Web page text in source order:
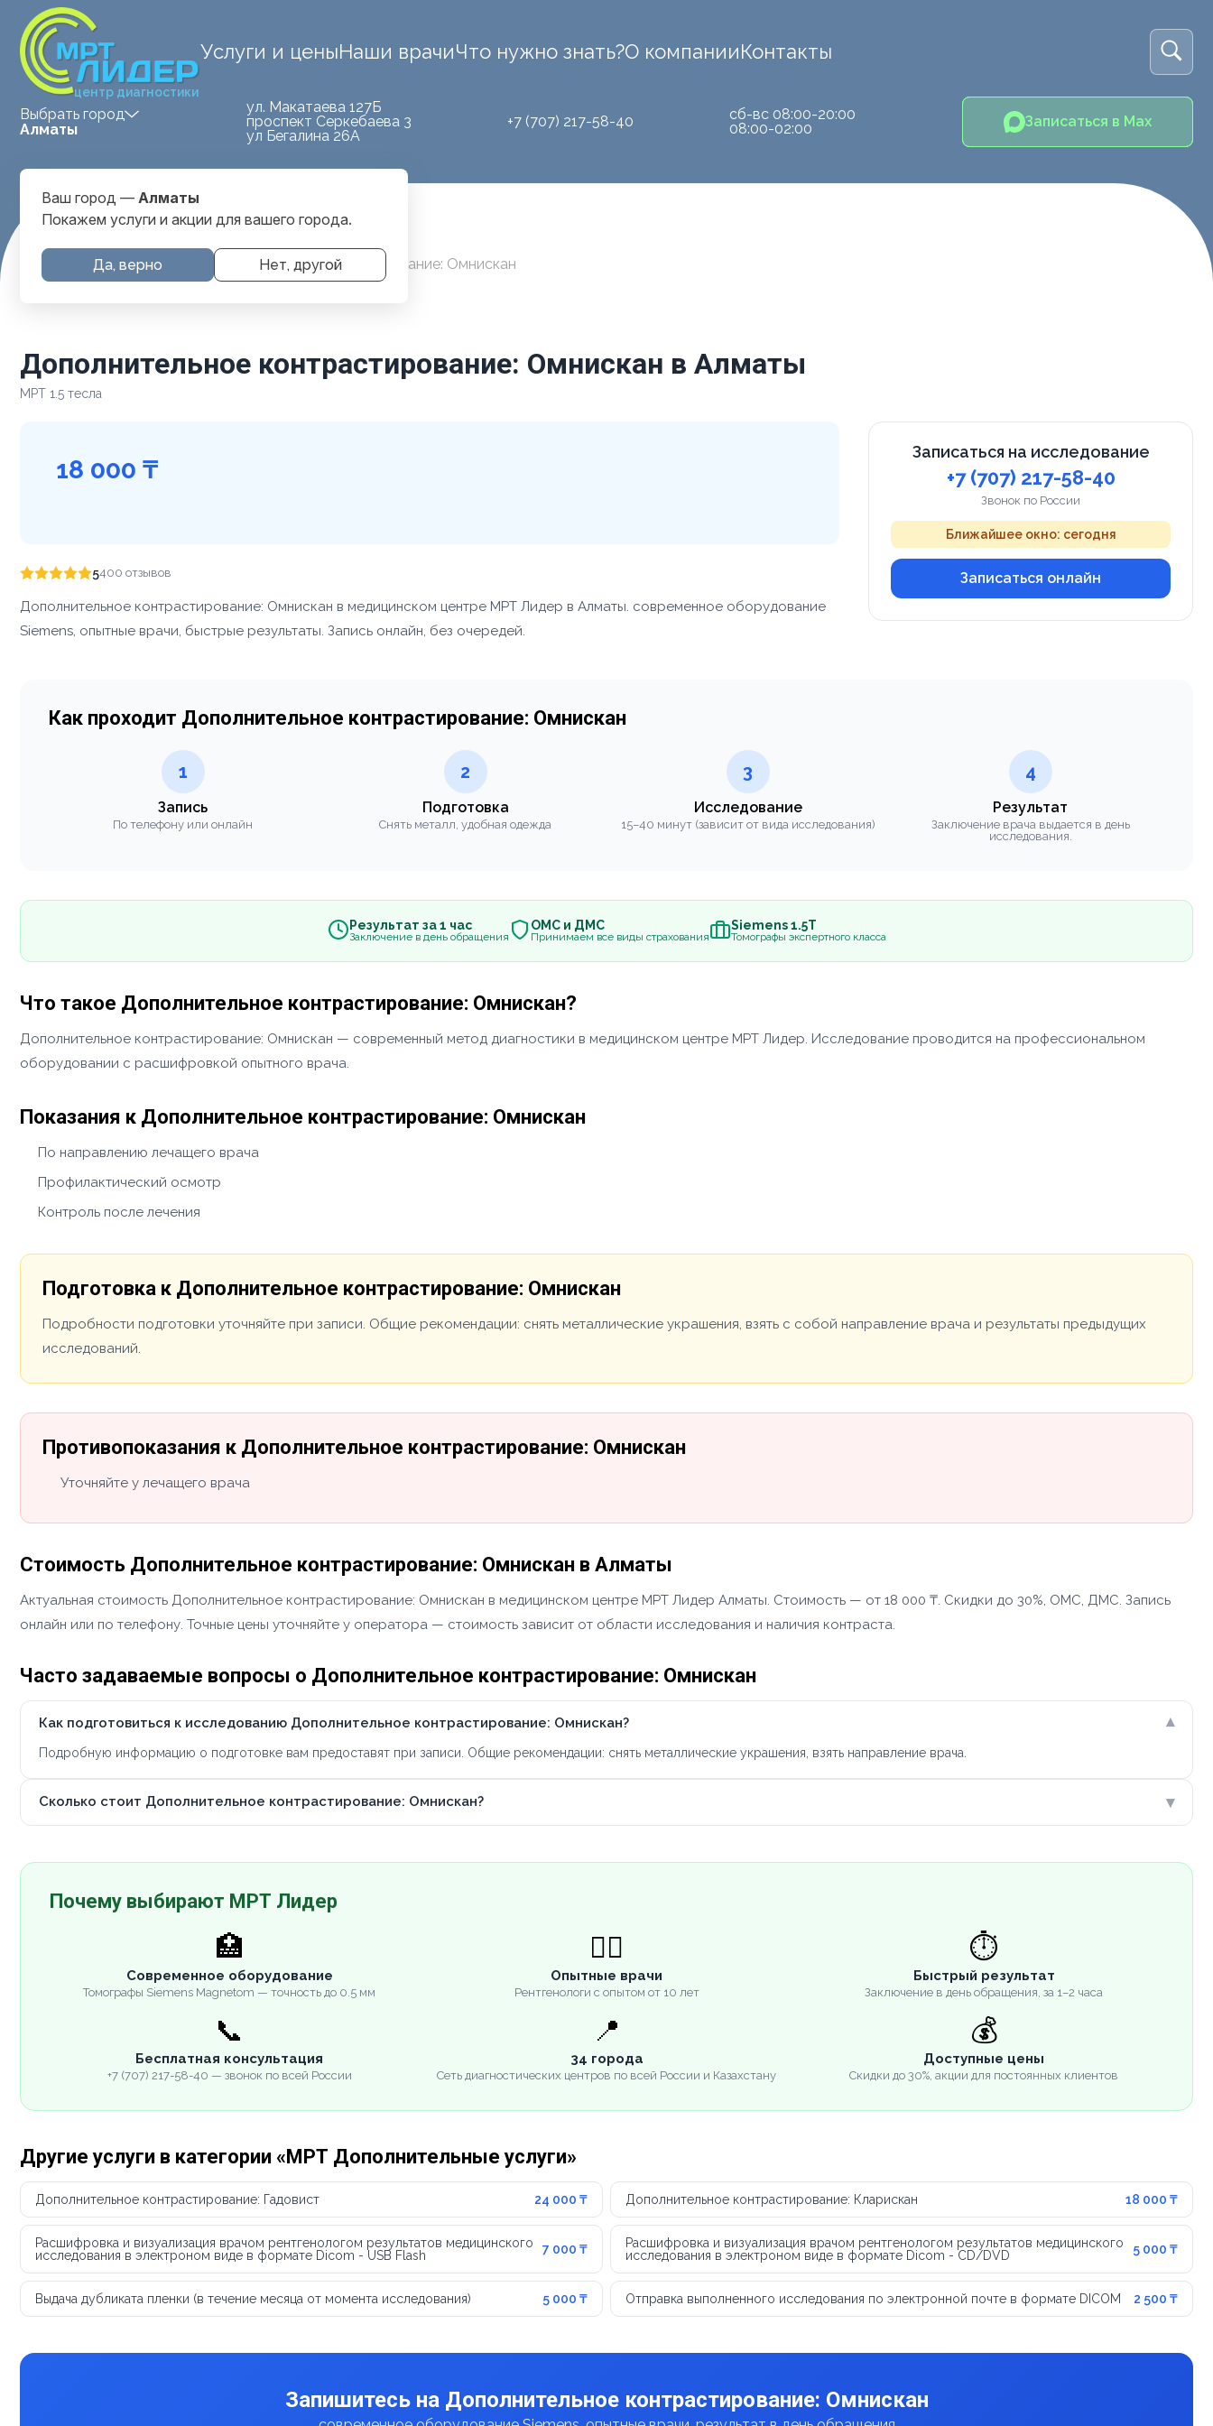
центр диагностики
Услуги и ценыНаши врачиЧто нужно знать?О компанииКонтакты
Выбрать город
Алматы
ул. Макатаева 127Б
проспект Серкебаева 3
ул Бегалина 26А
+7 (707) 217-58-40
сб-вс 08:00-20:00
08:00-02:00
Записаться в Max
Ваш город — Алматы
Покажем услуги и акции для вашего города.
Да, верно Нет, другой
Услуги и цены Дополнительное контрастирование: Омнискан
Дополнительное контрастирование: Омнискан в Алматы
МРТ 1.5 тесла
18 000 ₸
5400 отзывов
Дополнительное контрастирование: Омнискан в медицинском центре МРТ Лидер в Алматы. современное оборудование
Siemens, опытные врачи, быстрые результаты. Запись онлайн, без очередей.
Записаться на исследование
+7 (707) 217-58-40
Звонок по России
Ближайшее окно: сегодня
Записаться онлайн
Как проходит Дополнительное контрастирование: Омнискан
1
Запись
По телефону или онлайн
2
Подготовка
Снять металл, удобная одежда
3
Исследование
15–40 минут (зависит от вида исследования)
4
Результат
Заключение врача выдается в день
исследования.
Результат за 1 час
Заключение в день обращения
ОМС и ДМС
Принимаем все виды страхования
Siemens 1.5Т
Томографы экспертного класса
Что такое Дополнительное контрастирование: Омнискан?
Дополнительное контрастирование: Омнискан — современный метод диагностики в медицинском центре МРТ Лидер. Исследование проводится на профессиональном
оборудовании с расшифровкой опытного врача.
Показания к Дополнительное контрастирование: Омнискан
По направлению лечащего врача
Профилактический осмотр
Контроль после лечения
Подготовка к Дополнительное контрастирование: Омнискан
Подробности подготовки уточняйте при записи. Общие рекомендации: снять металлические украшения, взять с собой направление врача и результаты предыдущих
исследований.
Противопоказания к Дополнительное контрастирование: Омнискан
Уточняйте у лечащего врача
Стоимость Дополнительное контрастирование: Омнискан в Алматы
Актуальная стоимость Дополнительное контрастирование: Омнискан в медицинском центре МРТ Лидер Алматы. Стоимость — от 18 000 ₸. Скидки до 30%, ОМС, ДМС. Запись
онлайн или по телефону. Точные цены уточняйте у оператора — стоимость зависит от области исследования и наличия контраста.
Часто задаваемые вопросы о Дополнительное контрастирование: Омнискан
Как подготовиться к исследованию Дополнительное контрастирование: Омнискан? ▾
Подробную информацию о подготовке вам предоставят при записи. Общие рекомендации: снять металлические украшения, взять направление врача.
Сколько стоит Дополнительное контрастирование: Омнискан? ▾
Почему выбирают МРТ Лидер
🏥
Современное оборудование
Томографы Siemens Magnetom — точность до 0.5 мм
👨‍⚕️
Опытные врачи
Рентгенологи с опытом от 10 лет
⏱️
Быстрый результат
Заключение в день обращения, за 1–2 часа
📞
Бесплатная консультация
+7 (707) 217-58-40 — звонок по всей России
📍
34 города
Сеть диагностических центров по всей России и Казахстану
💰
Доступные цены
Скидки до 30%, акции для постоянных клиентов
Другие услуги в категории «МРТ Дополнительные услуги»
Дополнительное контрастирование: Гадовист 24 000 ₸ Дополнительное контрастирование: Кларискан 18 000 ₸
Расшифровка и визуализация врачом рентгенологом результатов медицинского
исследования в электроном виде в формате Dicom - USB Flash
7 000 ₸
Расшифровка и визуализация врачом рентгенологом результатов медицинского
исследования в электроном виде в формате Dicom - CD/DVD
5 000 ₸
Выдача дубликата пленки (в течение месяца от момента исследования) 5 000 ₸ Отправка выполненного исследования по электронной почте в формате DICOM 2 500 ₸
Запишитесь на Дополнительное контрастирование: Омнискан